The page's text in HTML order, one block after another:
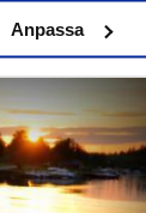
Anpassa
9612 596